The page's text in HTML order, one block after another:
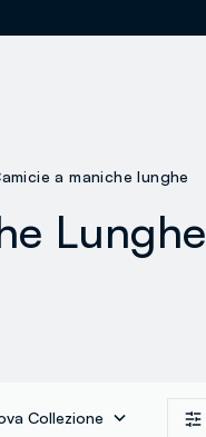
a maniche lunghe
Lunghe
Collezione